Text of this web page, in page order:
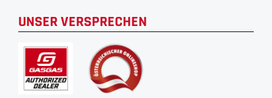
UNSER VERSPRECHEN